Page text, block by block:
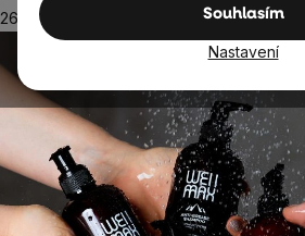
Souhlasím
Nastavení
26.3.2025